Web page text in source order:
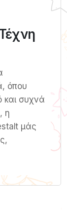
όπου
και συχνά
η
μάς